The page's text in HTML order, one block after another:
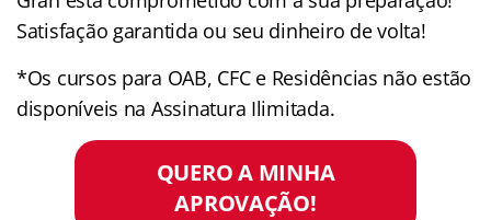
Satisfação garantida ou seu dinheiro de volta!
*Os cursos para OAB, CFC e Residências não estão
disponíveis na Assinatura Ilimitada.
QUERO A MINHA
APROVAÇÃO!